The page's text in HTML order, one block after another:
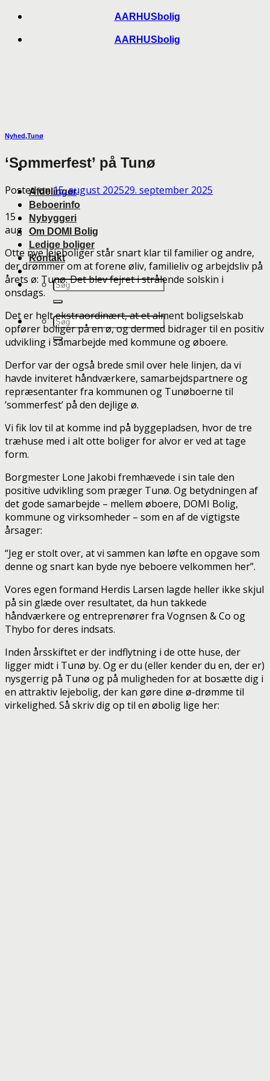
Skip
content
AARHUSbolig
AARHUSbolig
Afdelinger
Beboerinfo
Nybyggeri
Om DOMI Bolig
Ledige boliger
Kontakt
Nyhed,Tunø
‘Sommerfest’ på Tunø
Posted on15. august 202529. september 2025
15
aug
Otte nye lejeboliger står snart klar til familier og andre,
der drømmer om at forene øliv, familieliv og arbejdsliv på
årets ø: Tunø. Det blev fejret i strålende solskin i
onsdags.
Det er helt ekstraordinært, at et alment boligselskab
opfører boliger på en ø, og dermed bidrager til en positiv
udvikling i samarbejde med kommune og øboere.
Derfor var der også brede smil over hele linjen, da vi
havde inviteret håndværkere, samarbejdspartnere og
repræsentanter fra kommunen og Tunøboerne til
’sommerfest’ på den dejlige ø.
Vi fik lov til at komme ind på byggepladsen, hvor de tre
træhuse med i alt otte boliger for alvor er ved at tage
form.
Borgmester Lone Jakobi fremhævede i sin tale den
positive udvikling som præger Tunø. Og betydningen af
det gode samarbejde – mellem øboere, DOMI Bolig,
kommune og virksomheder – som en af de vigtigste
årsager:
“Jeg er stolt over, at vi sammen kan løfte en opgave som
denne og snart kan byde nye beboere velkommen her”.
Vores egen formand Herdis Larsen lagde heller ikke skjul
på sin glæde over resultatet, da hun takkede
håndværkere og entreprenører fra Vognsen & Co og
Thybo for deres indsats.
Inden årsskiftet er der indflytning i de otte huse, der
ligger midt i Tunø by. Og er du (eller kender du en, der er)
nysgerrig på Tunø og på muligheden for at bosætte dig i
en attraktiv lejebolig, der kan gøre dine ø-drømme til
virkelighed. Så skriv dig op til en øbolig lige her: